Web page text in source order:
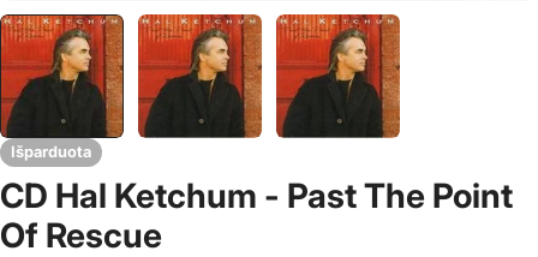
Išparduota
CD Hal Ketchum - Past The Point
Of Rescue